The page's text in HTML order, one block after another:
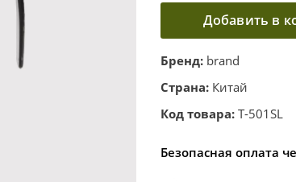
Добавить в
Бренд: brand
Страна: Китай
Код товара: T-501SL
Безопасная оплата